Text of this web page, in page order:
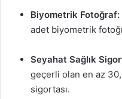
Biyometrik Fotoğraf:
adet biyometrik
Seyahat Sağlık
geçerli olan en az
sigortası.